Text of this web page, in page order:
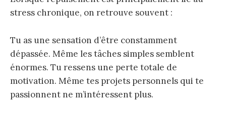
stress chronique, on retrouve souvent :
Tu as une sensation d’être constamment
dépassée. Même les tâches simples semblent
énormes. Tu ressens une perte totale de
motivation. Même tes projets personnels qui te
passionnent ne m’intéressent plus.